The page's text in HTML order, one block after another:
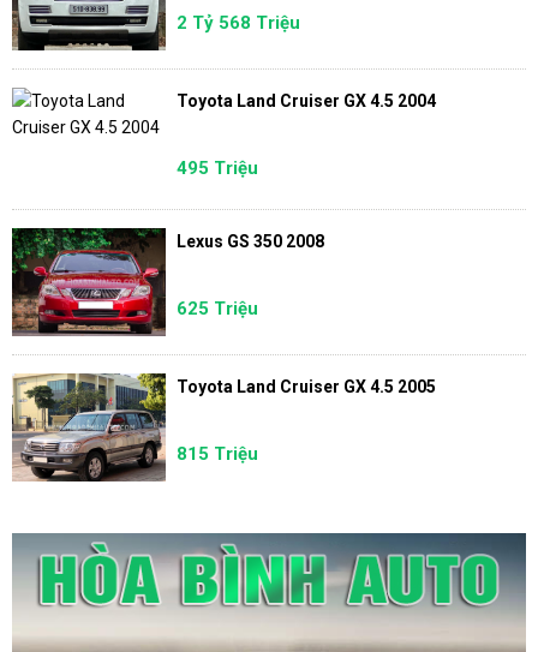
2 Tỷ 568 Triệu
Toyota Land Cruiser GX 4.5 2004
495 Triệu
Lexus GS 350 2008
625 Triệu
Toyota Land Cruiser GX 4.5 2005
815 Triệu